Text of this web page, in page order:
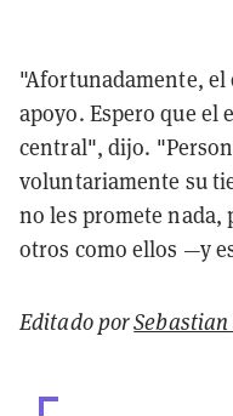
"Afortunadamente,
apoyo. Espero que el
central", dijo.
voluntariamente su
no les promete nada,
otros como ellos —y
Editado por